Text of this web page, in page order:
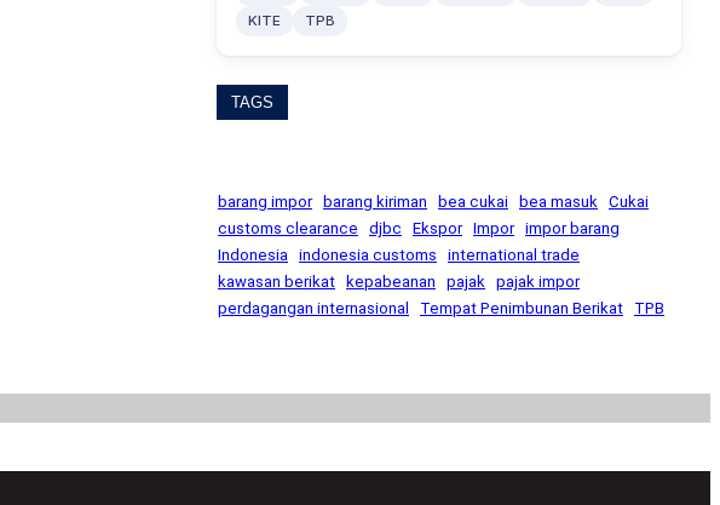
KITE
TPB
TAGS
barang impor barang kiriman bea cukai bea masuk
Cukai
customs clearance
djbc Ekspor Impor impor barang
Indonesia
indonesia customs
international trade
kawasan berikat kepabeanan pajak
pajak impor
perdagangan internasional
Tempat Penimbunan Berikat TPB